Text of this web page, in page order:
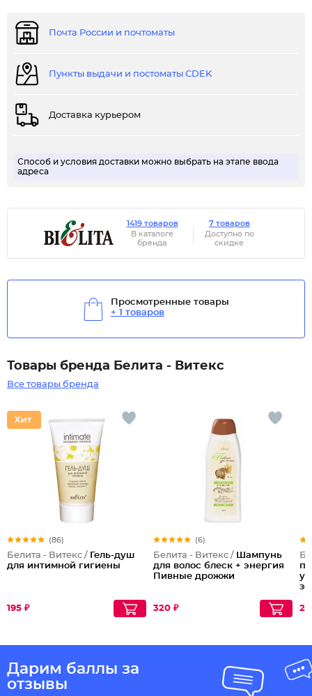
Почта России и почтоматы
Пункты выдачи и постоматы CDEK
Доставка курьером
Способ и условия доставки можно выбрать на этапе ввода
адреса
1419 товаров
В каталоге
бренда
7 товаров
Доступно по
скидке
Просмотренные товары
+ 1 товаров
Товары бренда Белита - Витекс
Все товары бренда
(86)
Белита - Витекс / Гель-душ
для интимной гигиены
195 ₽
(6)
Белита - Витекс / Шампунь
для волос блеск + энергия
Пивные дрожжи
320 ₽
Дарим баллы за
отзывы